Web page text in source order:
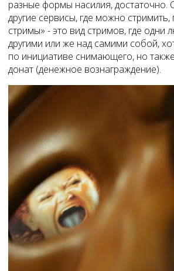
разные формы насилия, достаточно.
другие сервисы, где можно
стримы» - это вид стримов, где
другими или же над самими собой,
по инициативе снимающего, но
донат (денежное вознаграждение).